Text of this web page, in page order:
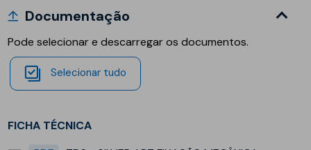
Documentação
Pode selecionar e descarregar os documentos.
Selecionar tudo
FICHA TÉCNICA